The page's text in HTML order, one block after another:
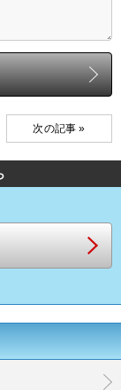
次の記事 »